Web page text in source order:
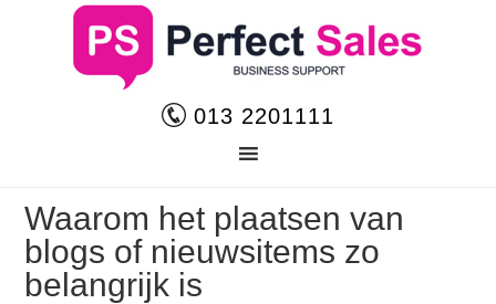
013 2201111
Waarom het plaatsen van
blogs of nieuwsitems zo
belangrijk is